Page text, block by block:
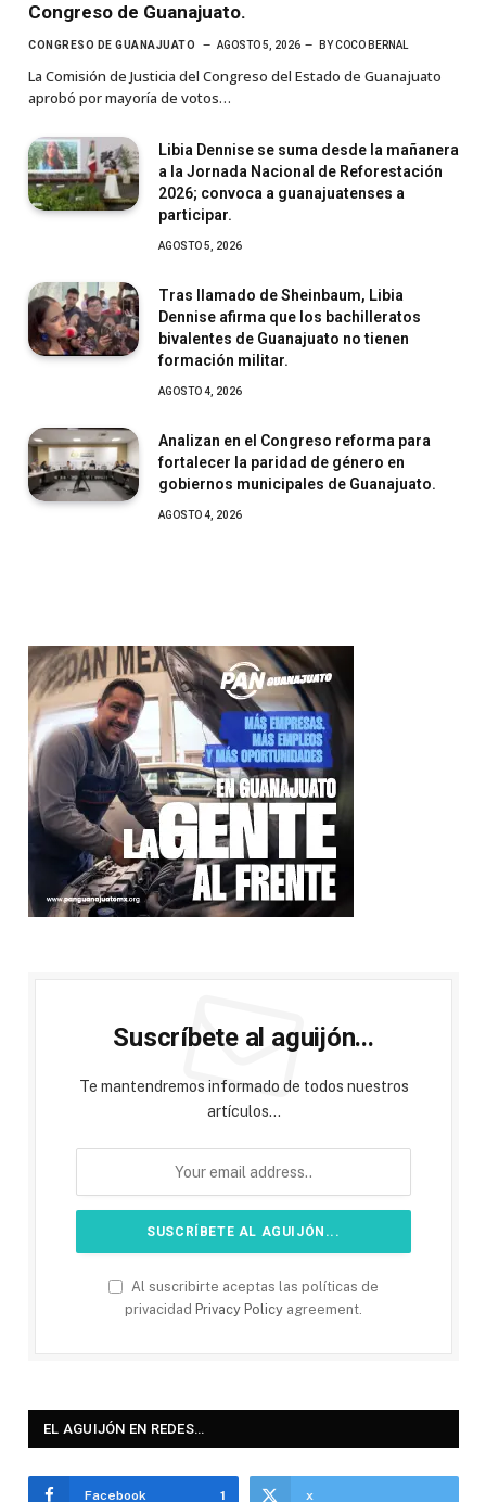
Congreso de Guanajuato.
CONGRESO DE GUANAJUATO AGOSTO 5, 2026 BYCOCO BERNAL
La Comisión de Justicia del Congreso del Estado de Guanajuato
aprobó por mayoría de votos…
Libia Dennise se suma desde la mañanera
a la Jornada Nacional de Reforestación
2026; convoca a guanajuatenses a
participar.
AGOSTO 5, 2026
Tras llamado de Sheinbaum, Libia
Dennise afirma que los bachilleratos
bivalentes de Guanajuato no tienen
formación militar.
AGOSTO 4, 2026
Analizan en el Congreso reforma para
fortalecer la paridad de género en
gobiernos municipales de Guanajuato.
AGOSTO 4, 2026
Suscríbete al aguijón...
Te mantendremos informado de todos nuestros
artículos...
Al suscribirte aceptas las políticas de
privacidad Privacy Policy agreement.
EL AGUIJÓN EN REDES…
Facebook 1 x